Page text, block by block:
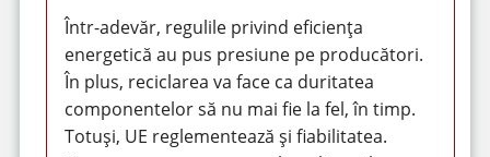
Într-adevăr, regulile privind eficiența
energetică au pus presiune pe producători.
În plus, reciclarea va face ca duritatea
componentelor să nu mai fie la fel, în timp.
Totuși, UE reglementează și fiabilitatea.